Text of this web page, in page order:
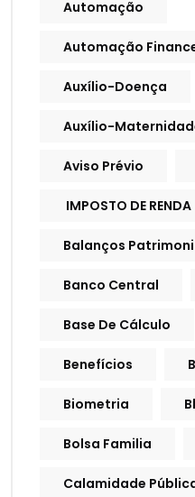
Automação
Automação
Auxílio-Doença
Auxílio-
Aviso Prévio
IMPOSTO DE RENDA
Balanços
Banco Central
Base De Cálculo
Benefícios
Biometria
Bolsa Familia
Calamidade